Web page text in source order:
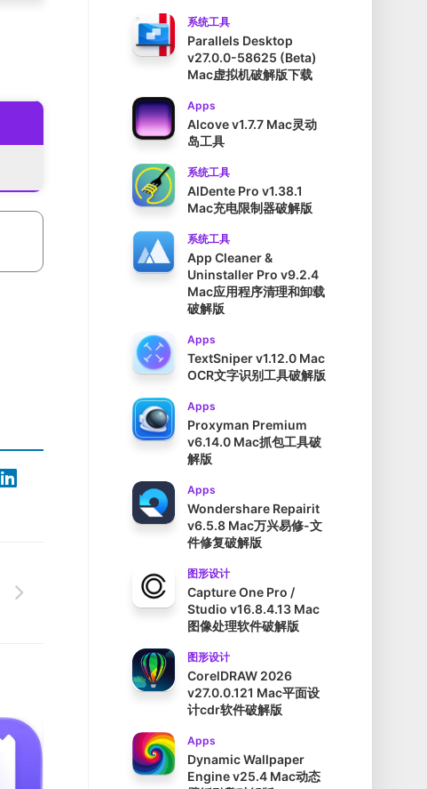
系统工具
Parallels Desktop
v27.0.0-58625 (Beta)
Mac虚拟机破解版下载
Apps
Alcove v1.7.7 Mac灵动
岛工具
系统工具
AlDente Pro v1.38.1
Mac充电限制器破解版
系统工具
App Cleaner &
Uninstaller Pro v9.2.4
Mac应用程序清理和卸载
破解版
Apps
TextSniper v1.12.0 Mac
OCR文字识别工具破解版
Apps
Proxyman Premium
v6.14.0 Mac抓包工具破
解版
Apps
Wondershare Repairit
v6.5.8 Mac万兴易修-文
件修复破解版
图形设计
Capture One Pro /
Studio v16.8.4.13 Mac
图像处理软件破解版
图形设计
CorelDRAW 2026
v27.0.0.121 Mac平面设
计cdr软件破解版
Apps
Dynamic Wallpaper
Engine v25.4 Mac动态